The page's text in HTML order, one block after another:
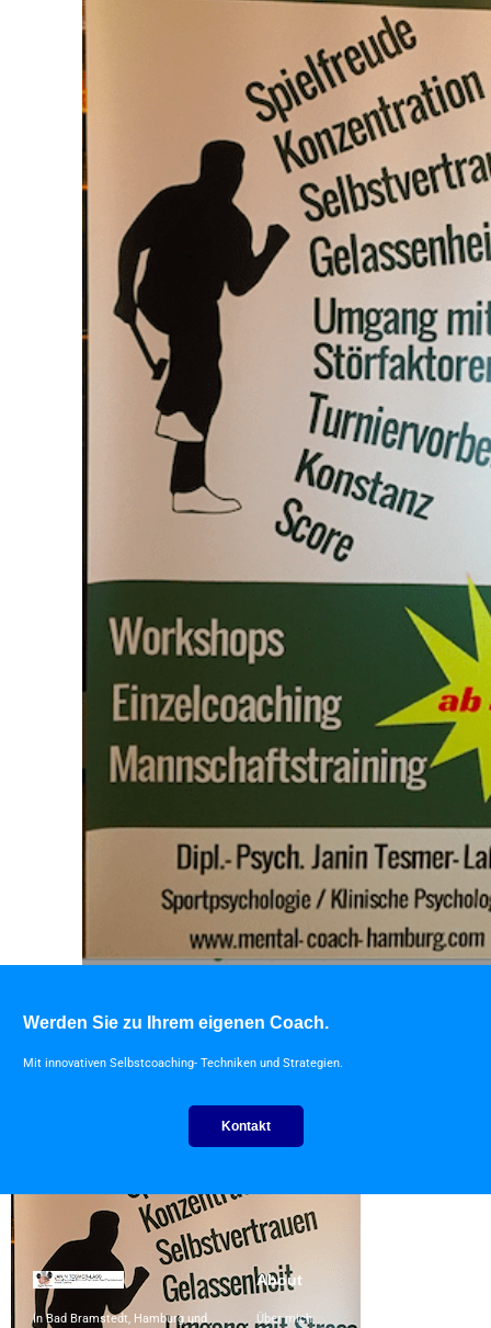
Werden Sie zu Ihrem eigenen Coach.
Mit innovativen Selbstcoaching- Techniken und Strategien.
Kontakt
In Bad Bramstedt, Hamburg und
About
Über mich